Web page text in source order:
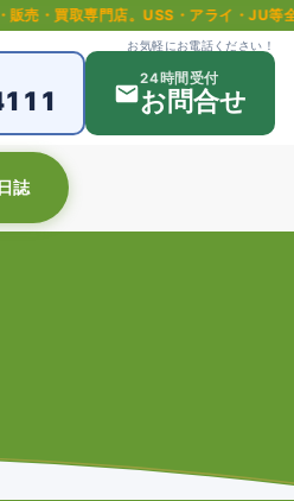
USS・アライ・JU等全国主要オークシ
お気軽にお電話ください！
24時間受付
お問合せ
誌